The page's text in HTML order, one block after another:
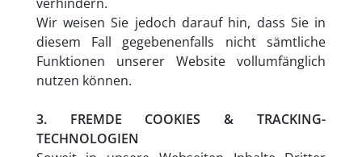
Wir weisen Sie jedoch darauf hin, dass Sie in
diesem Fall gegebenenfalls nicht sämtliche
Funktionen unserer Website vollumfänglich
nutzen können.
3. FREMDE COOKIES & TRACKING-
TECHNOLOGIEN